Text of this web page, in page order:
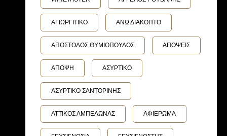
ΑΓΙΩΡΓΙΤΙΚΟ ΑΝΩ ΔΙΑΚΟΠΤΟ
ΑΠΟΣΤΟΛΟΣ ΘΥΜΙΟΠΟΥΛΟΣ ΑΠΟΨΕΙΣ
ΑΠΟΨΗ ΑΣΥΡΤΙΚΟ
ΑΣΥΡΤΙΚΟ ΣΑΝΤΟΡΙΝΗΣ
ΑΤΤΙΚΟΣ ΑΜΠΕΛΩΝΑΣ ΑΦΙΕΡΩΜΑ